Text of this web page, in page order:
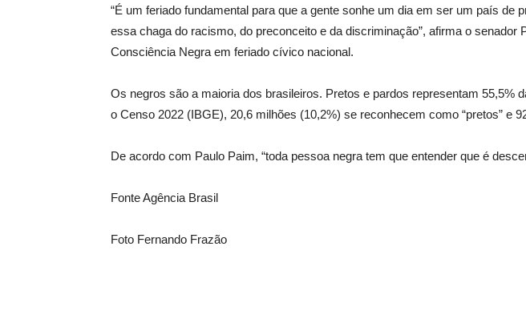
“É um feriado fundamental para que a gente sonhe um dia em ser um país
essa chaga do racismo, do preconceito e da discriminação”, afirma o
Consciência Negra em feriado cívico nacional.
Os negros são a maioria dos brasileiros. Pretos e pardos representam 55,5%
o Censo 2022 (IBGE), 20,6 milhões (10,2%) se reconhecem como “pretos” e
De acordo com Paulo Paim, “toda pessoa negra tem que entender que é
Fonte Agência Brasil
Foto Fernando Frazão